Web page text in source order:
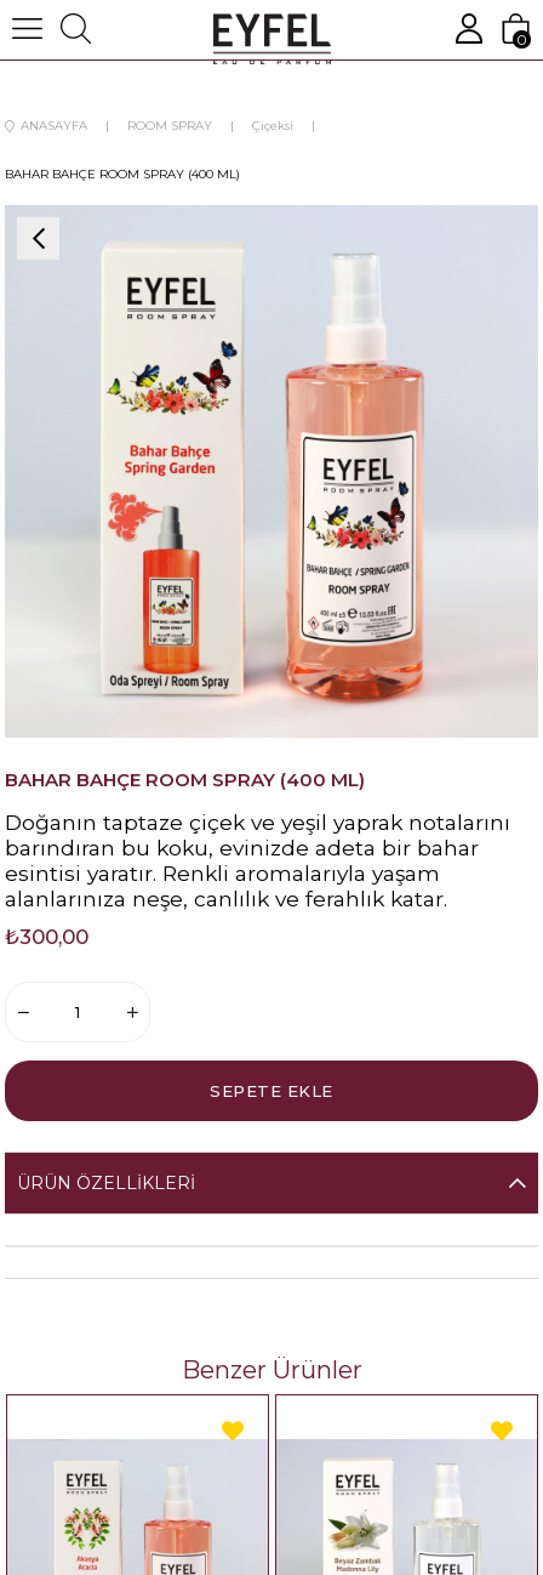
0
ANASAYFA ROOM SPRAY Çiçeksi
BAHAR BAHÇE ROOM SPRAY (400 ML)
BAHAR BAHÇE ROOM SPRAY (400 ML)
Doğanın taptaze çiçek ve yeşil yaprak notalarını
barındıran bu koku, evinizde adeta bir bahar
esintisi yaratır. Renkli aromalarıyla yaşam
alanlarınıza neşe, canlılık ve ferahlık katar.
₺300,00
ÜRÜN ÖZELLIKLERI
Benzer Ürünler